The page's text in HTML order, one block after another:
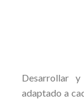
Desarrollar
adaptado a